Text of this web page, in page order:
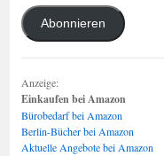
Adresse
Abonnieren
Anzeige:
Einkaufen bei Amazon
Bürobedarf bei Amazon
Berlin-Bücher bei Amazon
Aktuelle Angebote bei Amazon